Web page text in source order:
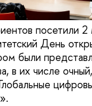
посетили 2
День
были
в их числе